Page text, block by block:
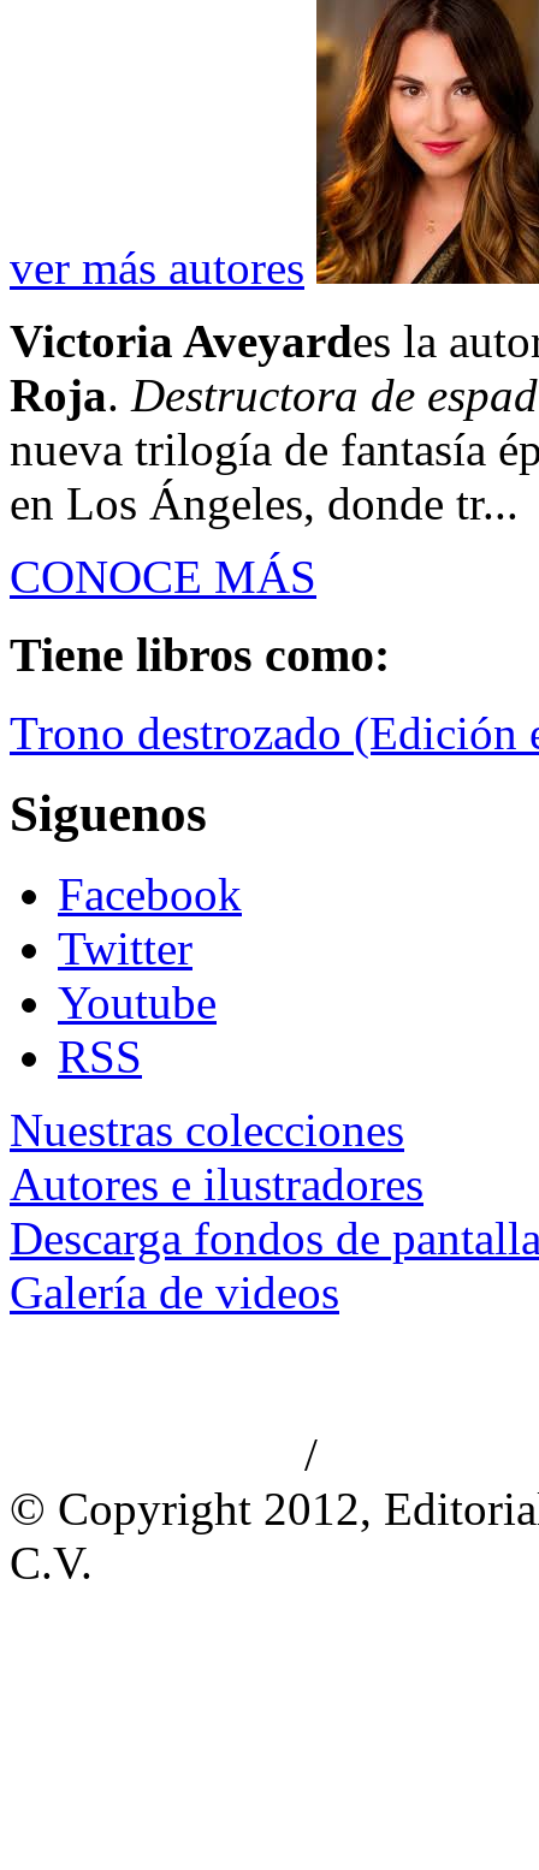
ver más autores
Victoria Aveyardes la
Roja. Destructora de
nueva trilogía de fantasía
en Los Ángeles, donde tr...
CONOCE MÁS
Tiene libros como:
Trono destrozado (Edición
Siguenos
Facebook
Twitter
Youtube
RSS
Nuestras colecciones
Autores e ilustradores
Descarga fondos de
Galería de videos
/
© Copyright 2012,
C.V.